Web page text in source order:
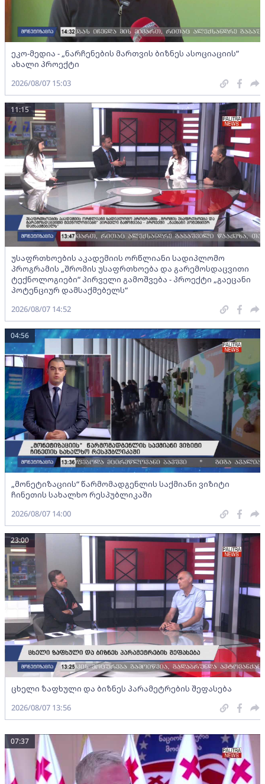
ეკო-მედია - „ნარჩენების მართვის ბიზნეს ასოციაციის”
ახალი პროექტი
2026/08/07 15:03
უსაფრთხოების აკადემიის ორწლიანი სადიპლომო
პროგრამის „შრომის უსაფრთხოება და გარემოსდაცვითი
ტექნოლოგიები“ პირველი გამოშვება - პროექტი „გაეცანი
პოტენციურ დამსაქმებელს“
11:15
2026/08/07 14:52
„მონეტიზაციის“ წარმომადგენლის საქმიანი ვიზიტი
ჩინეთის სახალხო რესპუბლიკაში
04:56
2026/08/07 14:00
ცხელი ზაფხული და ბიზნეს პარამეტრების შეფასება
23:00
2026/08/07 13:56
07:37